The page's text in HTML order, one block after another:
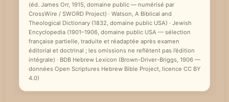
(éd. James Orr, 1915, domaine public — numérisé par
CrossWire / SWORD Project) · Watson, A Biblical and
Theological Dictionary (1832, domaine public USA) · Jewish
Encyclopedia (1901–1906, domaine public USA — sélection
française partielle, traduite et réadaptée après examen
éditorial et doctrinal ; les omissions ne reflètent pas l’édition
intégrale) · BDB Hebrew Lexicon (Brown-Driver-Briggs, 1906 —
données Open Scriptures Hebrew Bible Project, licence CC BY
4.0)